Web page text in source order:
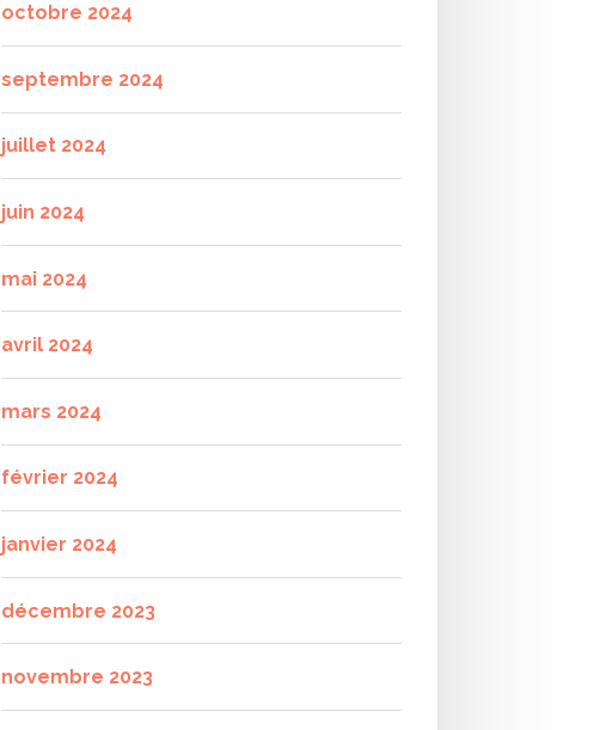
octobre 2024
septembre 2024
juillet 2024
juin 2024
mai 2024
avril 2024
mars 2024
février 2024
janvier 2024
décembre 2023
novembre 2023